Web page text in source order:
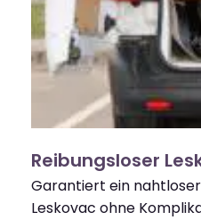
Reibungsloser
Garantiert ein
Leskovac ohne